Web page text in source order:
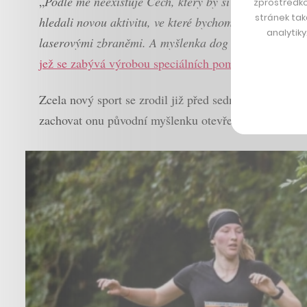
hledali novou aktivitu, ve které bychom spojili krásu
laserovými zbraněmi. A myšlenka dog biatlonu byla
jež se zabývá výrobou speciálních pomůcek pro
Zcela nový sport se zrodil již před sedmi lety a od
zachovat onu původní myšlenku otevřenosti závodů
stránek